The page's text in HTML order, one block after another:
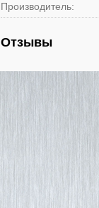
Производитель:
Отзывы